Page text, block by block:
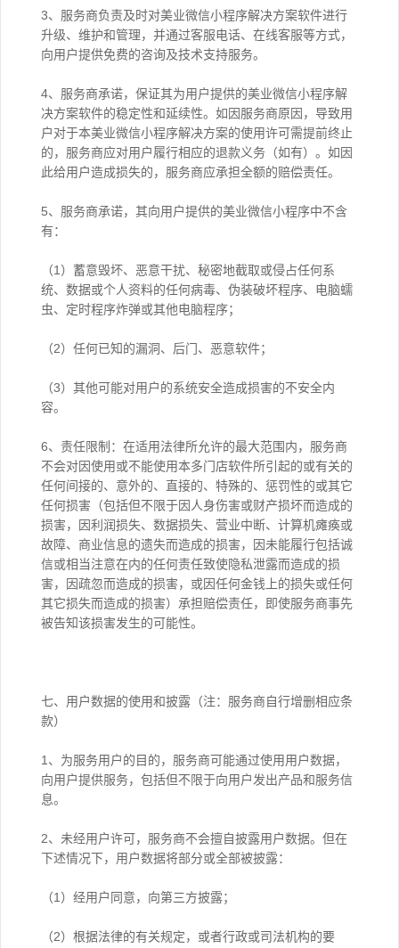
3、服务商负责及时对美业微信小程序解决方案软件进行
升级、维护和管理，并通过客服电话、在线客服等方式，
向用户提供免费的咨询及技术支持服务。
4、服务商承诺，保证其为用户提供的美业微信小程序解
决方案软件的稳定性和延续性。如因服务商原因，导致用
户对于本美业微信小程序解决方案的使用许可需提前终止
的，服务商应对用户履行相应的退款义务（如有）。如因
此给用户造成损失的，服务商应承担全额的赔偿责任。
5、服务商承诺，其向用户提供的美业微信小程序中不含
有：
（1）蓄意毁坏、恶意干扰、秘密地截取或侵占任何系
统、数据或个人资料的任何病毒、伪装破坏程序、电脑蠕
虫、定时程序炸弹或其他电脑程序；
（2）任何已知的漏洞、后门、恶意软件；
（3）其他可能对用户的系统安全造成损害的不安全内
容。
6、责任限制：在适用法律所允许的最大范围内，服务商
不会对因使用或不能使用本多门店软件所引起的或有关的
任何间接的、意外的、直接的、特殊的、惩罚性的或其它
任何损害（包括但不限于因人身伤害或财产损坏而造成的
损害，因利润损失、数据损失、营业中断、计算机瘫痪或
故障、商业信息的遗失而造成的损害，因未能履行包括诚
信或相当注意在内的任何责任致使隐私泄露而造成的损
害，因疏忽而造成的损害，或因任何金钱上的损失或任何
其它损失而造成的损害）承担赔偿责任，即使服务商事先
被告知该损害发生的可能性。
七、用户数据的使用和披露（注：服务商自行增删相应条
款）
1、为服务用户的目的，服务商可能通过使用用户数据，
向用户提供服务，包括但不限于向用户发出产品和服务信
息。
2、未经用户许可，服务商不会擅自披露用户数据。但在
下述情况下，用户数据将部分或全部被披露：
（1）经用户同意，向第三方披露；
（2）根据法律的有关规定，或者行政或司法机构的要